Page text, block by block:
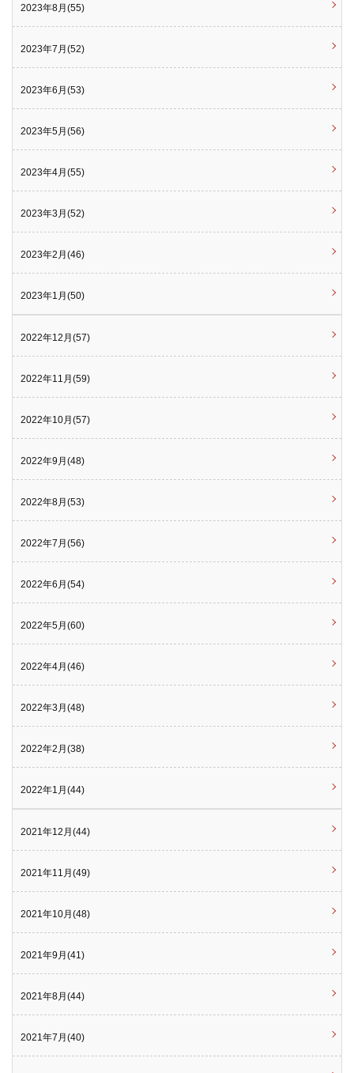
2023年8月(55)
2023年7月(52)
2023年6月(53)
2023年5月(56)
2023年4月(55)
2023年3月(52)
2023年2月(46)
2023年1月(50)
2022年12月(57)
2022年11月(59)
2022年10月(57)
2022年9月(48)
2022年8月(53)
2022年7月(56)
2022年6月(54)
2022年5月(60)
2022年4月(46)
2022年3月(48)
2022年2月(38)
2022年1月(44)
2021年12月(44)
2021年11月(49)
2021年10月(48)
2021年9月(41)
2021年8月(44)
2021年7月(40)